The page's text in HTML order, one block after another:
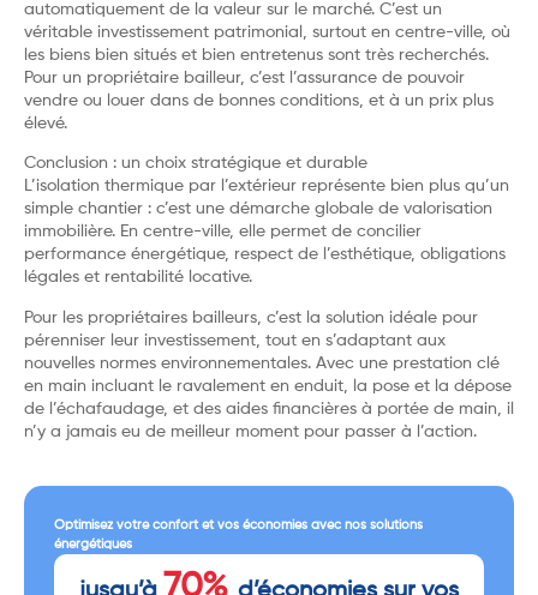
automatiquement de la valeur sur le marché. C’est un
véritable investissement patrimonial, surtout en centre-ville, où
les biens bien situés et bien entretenus sont très recherchés.
Pour un propriétaire bailleur, c’est l’assurance de pouvoir
vendre ou louer dans de bonnes conditions, et à un prix plus
élevé.
Conclusion : un choix stratégique et durable
L’isolation thermique par l’extérieur représente bien plus qu’un
simple chantier : c’est une démarche globale de valorisation
immobilière. En centre-ville, elle permet de concilier
performance énergétique, respect de l’esthétique, obligations
légales et rentabilité locative.
Pour les propriétaires bailleurs, c’est la solution idéale pour
pérenniser leur investissement, tout en s’adaptant aux
nouvelles normes environnementales. Avec une prestation clé
en main incluant le ravalement en enduit, la pose et la dépose
de l’échafaudage, et des aides financières à portée de main, il
n’y a jamais eu de meilleur moment pour passer à l’action.
Optimisez votre confort et vos économies avec nos solutions
énergétiques